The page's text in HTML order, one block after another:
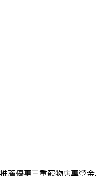
薦優惠三重寵物店專營